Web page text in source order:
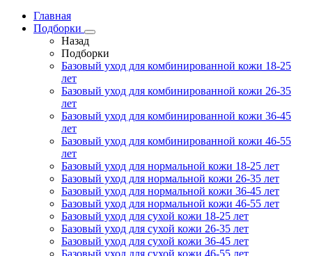
Главная
Подборки
Назад
Подборки
Базовый уход для комбинированной кожи 18-25
лет
Базовый уход для комбинированной кожи 26-35
лет
Базовый уход для комбинированной кожи 36-45
лет
Базовый уход для комбинированной кожи 46-55
лет
Базовый уход для нормальной кожи 18-25 лет
Базовый уход для нормальной кожи 26-35 лет
Базовый уход для нормальной кожи 36-45 лет
Базовый уход для нормальной кожи 46-55 лет
Базовый уход для сухой кожи 18-25 лет
Базовый уход для сухой кожи 26-35 лет
Базовый уход для сухой кожи 36-45 лет
Базовый уход для сухой кожи 46-55 лет